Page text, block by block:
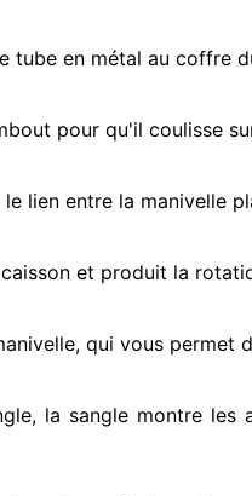
tube en métal au coffre
pour qu'il coulisse
le lien entre la manivelle
et produit la
qui vous permet
la sangle montreles